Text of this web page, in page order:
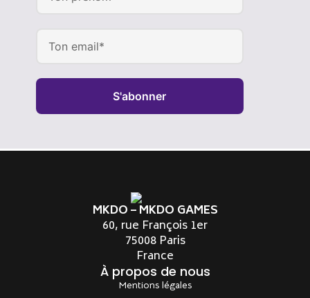
S'abonner
MKDO – MKDO GAMES
60, rue François 1er
75008 Paris
France
À propos de nous
Mentions légales